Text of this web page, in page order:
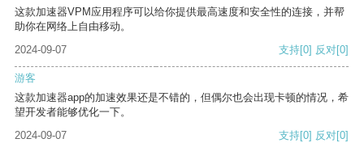
这款加速器VPM应用程序可以给你提供最高速度和安全性的连接，并帮
助你在网络上自由移动。
2024-09-07
支持[0] 反对[0]
游客
这款加速器app的加速效果还是不错的，但偶尔也会出现卡顿的情况，希
望开发者能够优化一下。
2024-09-07
支持[0] 反对[0]